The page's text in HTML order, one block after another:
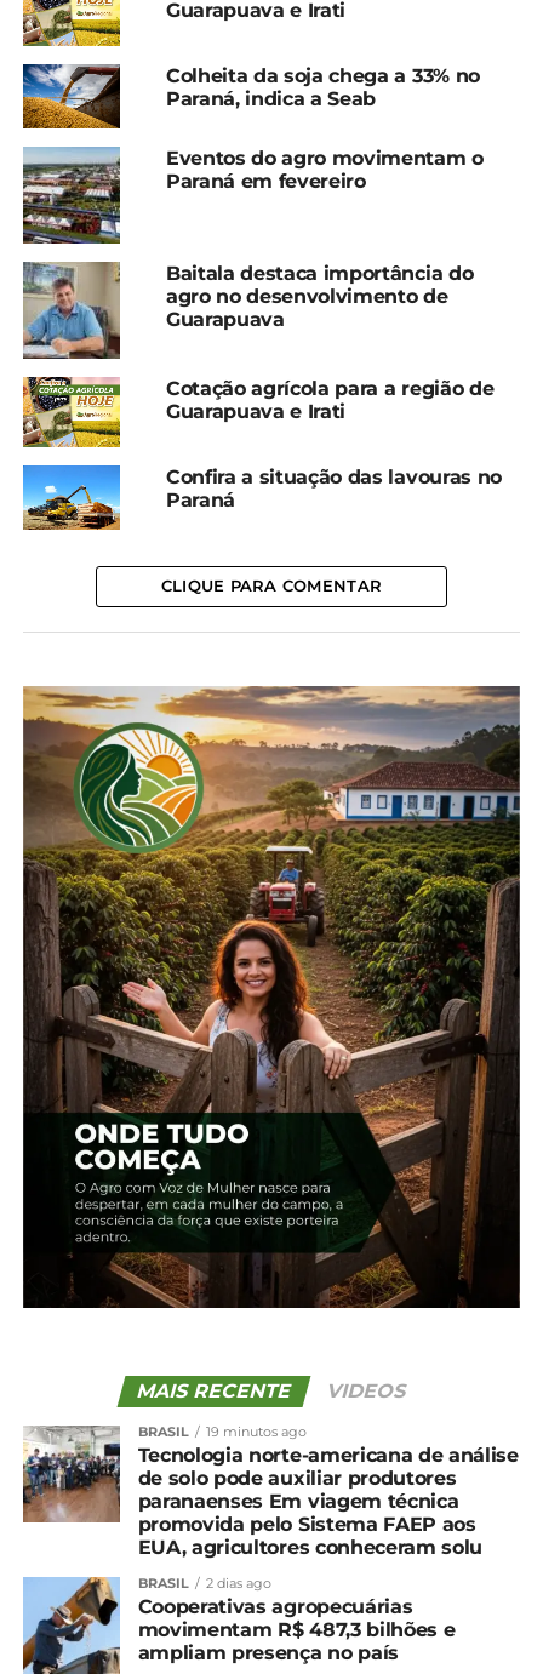
Irati
5 de dezembro, 2024
Em "Guarapuava"
Irati
Em "Guarapuava"
Cotação agrícola para a
região de Guarapuava e
Irati
17 de dezembro, 2024
Em "Guarapuava"
TÓPICOS RELACIONADOS: AGRICULTURA
COTAÇÃO
ERVA-MATE
GUARAPUAVA IRATI
MILHO
PECUÁRIA LEITEIRA
PREÇOS
SOJA
SUÍNOS
UP NEXT
Cotação agrícola para a região de
Guarapuava e Irati
NÃO PERCA
Campos de camomila e cachoeiras: agosto
terá oito Caminhadas da Natureza
Guarapuava e Irati
Colheita da soja chega a 33% no
Paraná, indica a Seab
Eventos do agro movimentam o
Paraná em fevereiro
Baitala destaca importância do
agro no desenvolvimento de
Guarapuava
Cotação agrícola para a região de
Guarapuava e Irati
Confira a situação das lavouras no
Paraná
CLIQUE PARA COMENTAR
MAIS RECENTE VIDEOS
BRASIL 19 minutos ago
Tecnologia norte-americana de análise
de solo pode auxiliar produtores
paranaenses Em viagem técnica
promovida pelo Sistema FAEP aos
EUA, agricultores conheceram solu
BRASIL 2 dias ago
Cooperativas agropecuárias
movimentam R$ 487,3 bilhões e
ampliam presença no país